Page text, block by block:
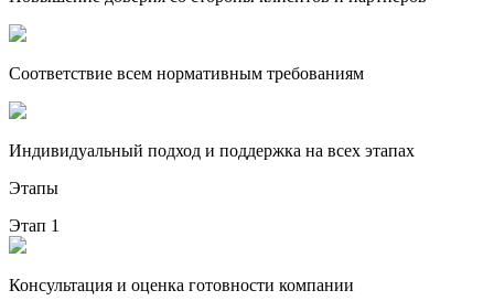
Соответствие всем нормативным требованиям
Индивидуальный подход и поддержка на всех этапах
Этапы
Этап 1
Консультация и оценка готовности компании